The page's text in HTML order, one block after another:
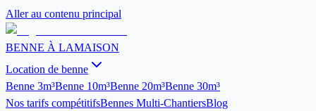
Aller au contenu principal
BENNE À LAMAISON
Location de benne
Benne 3m³Benne 10m³Benne 20m³Benne 30m³
Nos tarifs compétitifsBennes Multi-ChantiersBlog